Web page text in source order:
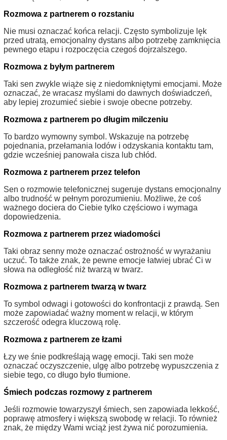
Rozmowa z partnerem o rozstaniu
Nie musi oznaczać końca relacji. Często symbolizuje lęk
przed utratą, emocjonalny dystans albo potrzebę zamknięcia
pewnego etapu i rozpoczęcia czegoś dojrzalszego.
Rozmowa z byłym partnerem
Taki sen zwykle wiąże się z niedomkniętymi emocjami. Może
oznaczać, że wracasz myślami do dawnych doświadczeń,
aby lepiej zrozumieć siebie i swoje obecne potrzeby.
Rozmowa z partnerem po długim milczeniu
To bardzo wymowny symbol. Wskazuje na potrzebę
pojednania, przełamania lodów i odzyskania kontaktu tam,
gdzie wcześniej panowała cisza lub chłód.
Rozmowa z partnerem przez telefon
Sen o rozmowie telefonicznej sugeruje dystans emocjonalny
albo trudność w pełnym porozumieniu. Możliwe, że coś
ważnego dociera do Ciebie tylko częściowo i wymaga
dopowiedzenia.
Rozmowa z partnerem przez wiadomości
Taki obraz senny może oznaczać ostrożność w wyrażaniu
uczuć. To także znak, że pewne emocje łatwiej ubrać Ci w
słowa na odległość niż twarzą w twarz.
Rozmowa z partnerem twarzą w twarz
To symbol odwagi i gotowości do konfrontacji z prawdą. Sen
może zapowiadać ważny moment w relacji, w którym
szczerość odegra kluczową rolę.
Rozmowa z partnerem ze łzami
Łzy we śnie podkreślają wagę emocji. Taki sen może
oznaczać oczyszczenie, ulgę albo potrzebę wypuszczenia z
siebie tego, co długo było tłumione.
Śmiech podczas rozmowy z partnerem
Jeśli rozmowie towarzyszył śmiech, sen zapowiada lekkość,
poprawę atmosfery i większą swobodę w relacji. To również
znak, że między Wami wciąż jest żywa nić porozumienia.